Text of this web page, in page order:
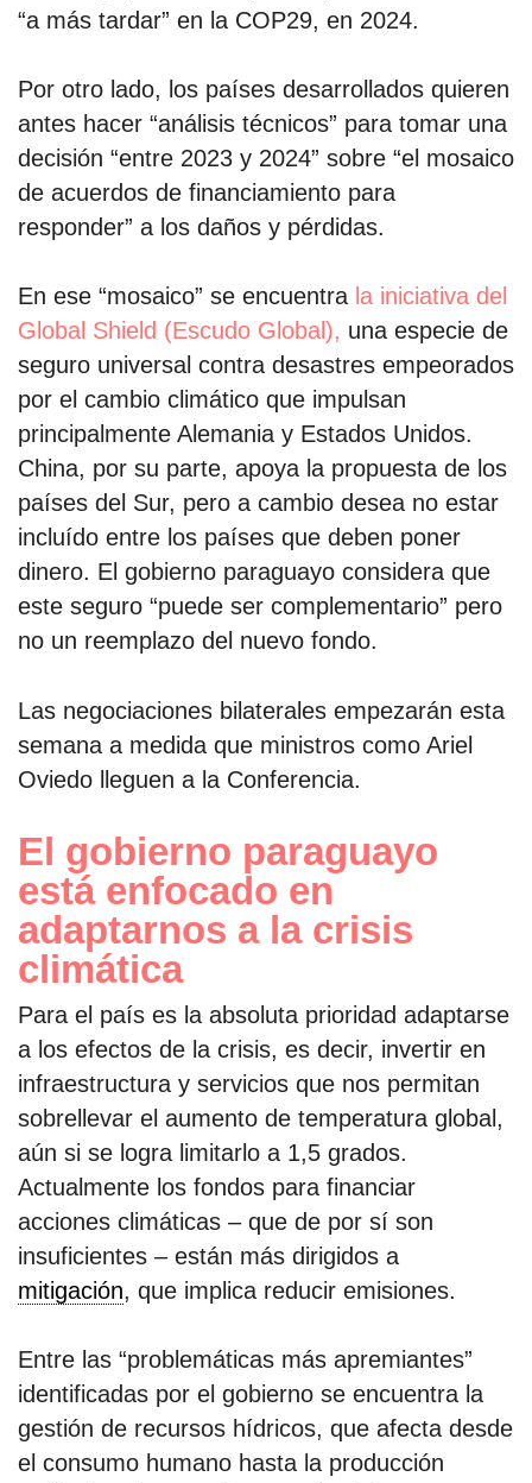
“a más tardar” en la COP29, en 2024.
Por otro lado, los países desarrollados quieren
antes hacer “análisis técnicos” para tomar una
decisión “entre 2023 y 2024” sobre “el mosaico
de acuerdos de financiamiento para
responder” a los daños y pérdidas.
En ese “mosaico” se encuentra la iniciativa del
Global Shield (Escudo Global), una especie de
seguro universal contra desastres empeorados
por el cambio climático que impulsan
principalmente Alemania y Estados Unidos.
China, por su parte, apoya la propuesta de los
países del Sur, pero a cambio desea no estar
incluído entre los países que deben poner
dinero. El gobierno paraguayo considera que
este seguro “puede ser complementario” pero
no un reemplazo del nuevo fondo.
Las negociaciones bilaterales empezarán esta
semana a medida que ministros como Ariel
Oviedo lleguen a la Conferencia.
El gobierno paraguayo
está enfocado en
adaptarnos a la crisis
climática
Para el país es la absoluta prioridad adaptarse
a los efectos de la crisis, es decir, invertir en
infraestructura y servicios que nos permitan
sobrellevar el aumento de temperatura global,
aún si se logra limitarlo a 1,5 grados.
Actualmente los fondos para financiar
acciones climáticas – que de por sí son
insuficientes – están más dirigidos a
mitigación, que implica reducir emisiones.
Entre las “problemáticas más apremiantes”
identificadas por el gobierno se encuentra la
gestión de recursos hídricos, que afecta desde
el consumo humano hasta la producción